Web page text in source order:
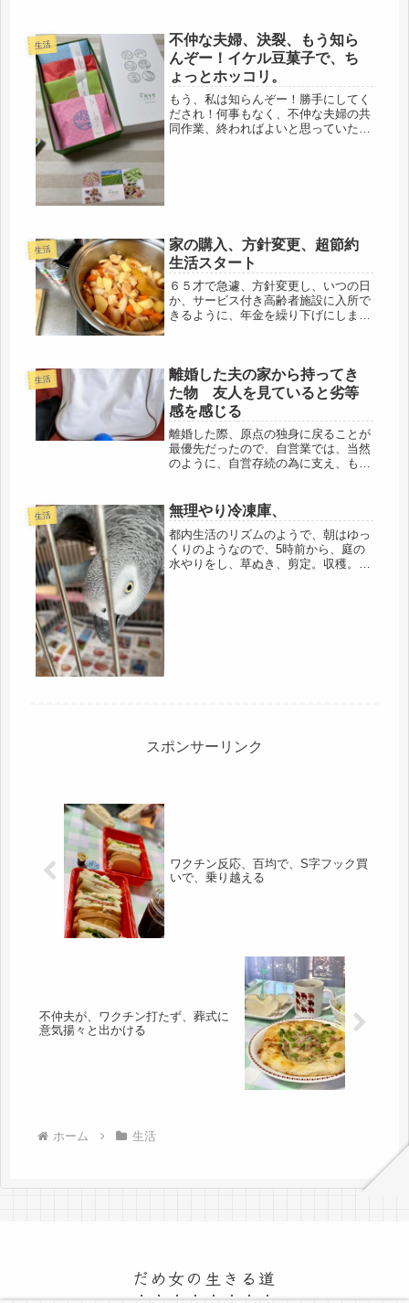
売上もかなり少ないのに、もったいな
ぁ～～＼(゜ロ＼)飲酒運転の罰金に比
べた...
生活
不仲な夫婦、決裂、もう知ら
んぞー！イケル豆菓子で、ち
ょっとホッコリ。
もう、私は知らんぞー！勝手にしてく
だされ！何事もなく、不仲な夫婦の共
同作業、終わればよいと思っていたけ
生活
家の購入、方針変更、超節約
生活スタート
６５才で急遽、方針変更し、いつの日
か、サービス付き高齢者施設に入所で
きるように、年金を繰り下げにしまし
くつもりが、老後計画は大幅に変更...
生活
離婚した夫の家から持ってき
た物 友人を見ていると劣等
感を感じる
離婚した際、原点の独身に戻ることが
最優先だったので、自営業では、当然
のように、自営存続の為に支え、もう
ですが。現在はどういう状態かは、分
かりませんが。不仲夫は、対策を練ろ
う...
生活 無理やり冷凍庫、
都内生活のリズムのようで、朝はゆっ
くりのようなので、5時前から、庭の
水やりをし、草ぬき、剪定。収穫。こ
スポンサーリンク
ワクチン反応、百均で、S字フック買
いで、乗り越える
不仲夫が、ワクチン打たず、葬式に
意気揚々と出かける
ホーム 生活
だめ女の生きる道